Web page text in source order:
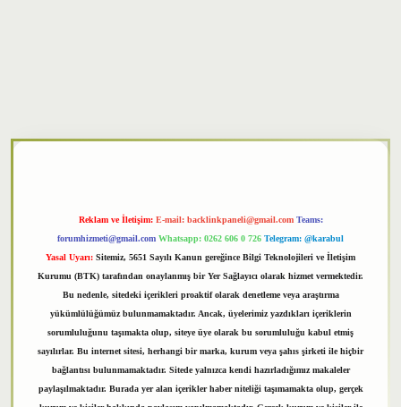
Reklam ve İletişim: E-mail: backlinkpaneli@gmail.com Teams:
forumhizmeti@gmail.com Whatsapp: 0262 606 0 726 Telegram: @karabul
Yasal Uyarı: Sitemiz, 5651 Sayılı Kanun gereğince Bilgi Teknolojileri ve İletişim
Kurumu (BTK) tarafından onaylanmış bir Yer Sağlayıcı olarak hizmet vermektedir.
Bu nedenle, sitedeki içerikleri proaktif olarak denetleme veya araştırma
yükümlülüğümüz bulunmamaktadır. Ancak, üyelerimiz yazdıkları içeriklerin
sorumluluğunu taşımakta olup, siteye üye olarak bu sorumluluğu kabul etmiş
sayılırlar. Bu internet sitesi, herhangi bir marka, kurum veya şahıs şirketi ile hiçbir
bağlantısı bulunmamaktadır. Sitede yalnızca kendi hazırladığımız makaleler
paylaşılmaktadır. Burada yer alan içerikler haber niteliği taşımamakta olup, gerçek